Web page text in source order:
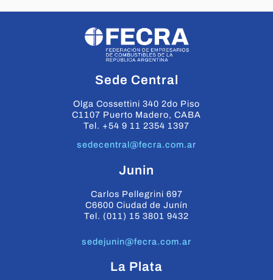
Sede Central
Olga Cossettini 340 2do Piso
C1107 Puerto Madero, CABA
Tel. +54 9 11 2354 1397
sedecentral@fecra.com.ar
Junin
Carlos Pellegrini 697
C6600 Ciudad de Junín
Tel. (011) 15 3801 9432
sedejunin@fecra.com.ar
La Plata